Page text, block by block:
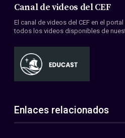
Canal de videos del CEF
El canal de videos del CEF en el
todos los videos disponibles de
Enlaces relacionados